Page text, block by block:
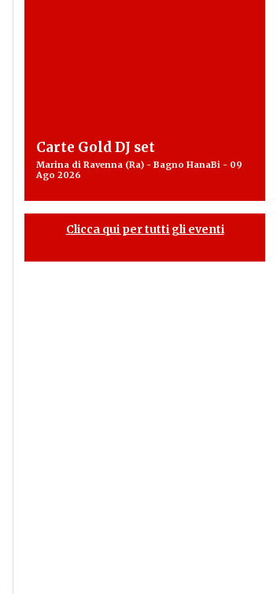
Carte Gold DJ set
Marina di Ravenna (Ra) - Bagno HanaBi - 09
Ago 2026
Clicca qui per tutti gli eventi